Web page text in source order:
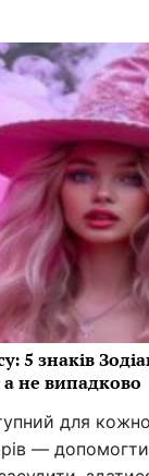
5 знаків
а не випадково
для
—